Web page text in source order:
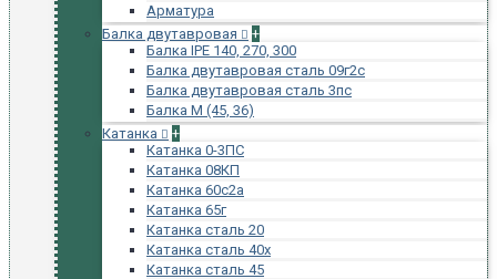
Арматура
Балка двутавровая
+
Балка IPE 140, 270, 300
Балка двутавровая сталь 09г2с
Балка двутавровая сталь 3пс
Балка М (45, 36)
Катанка
+
Катанка 0-3ПС
Катанка 08КП
Катанка 60с2а
Катанка 65г
Катанка сталь 20
Катанка сталь 40х
Катанка сталь 45